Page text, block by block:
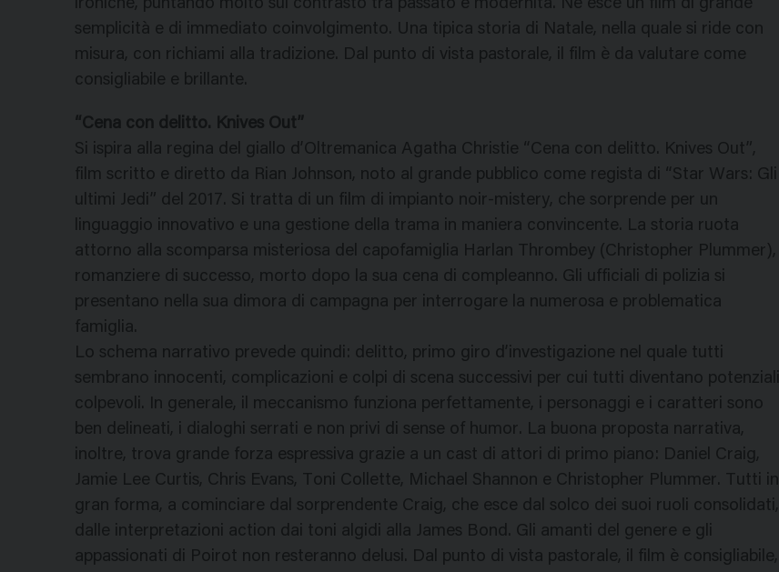
ironiche, puntando molto sul contrasto tra passato e modernità. Ne esce un film di grande
semplicità e di immediato coinvolgimento. Una tipica storia di Natale, nella quale si ride con
misura, con richiami alla tradizione. Dal punto di vista pastorale, il film è da valutare come
consigliabile e brillante.
“Cena con delitto. Knives Out”
Si ispira alla regina del giallo d’Oltremanica Agatha Christie “Cena con delitto. Knives Out”,
film scritto e diretto da Rian Johnson, noto al grande pubblico come regista di “Star Wars: Gli
ultimi Jedi” del 2017. Si tratta di un film di impianto noir-mistery, che sorprende per un
linguaggio innovativo e una gestione della trama in maniera convincente. La storia ruota
attorno alla scomparsa misteriosa del capofamiglia Harlan Thrombey (Christopher Plummer),
romanziere di successo, morto dopo la sua cena di compleanno. Gli ufficiali di polizia si
presentano nella sua dimora di campagna per interrogare la numerosa e problematica
famiglia.
Lo schema narrativo prevede quindi: delitto, primo giro d’investigazione nel quale tutti
sembrano innocenti, complicazioni e colpi di scena successivi per cui tutti diventano potenziali
colpevoli. In generale, il meccanismo funziona perfettamente, i personaggi e i caratteri sono
ben delineati, i dialoghi serrati e non privi di sense of humor. La buona proposta narrativa,
inoltre, trova grande forza espressiva grazie a un cast di attori di primo piano: Daniel Craig,
Jamie Lee Curtis, Chris Evans, Toni Collette, Michael Shannon e Christopher Plummer. Tutti in
gran forma, a cominciare dal sorprendente Craig, che esce dal solco dei suoi ruoli consolidati,
dalle interpretazioni action dai toni algidi alla James Bond. Gli amanti del genere e gli
appassionati di Poirot non resteranno delusi. Dal punto di vista pastorale, il film è consigliabile,